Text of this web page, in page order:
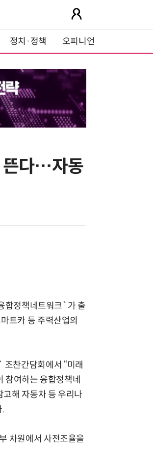
정치·정책 오피니언
뜬다…자동
합정책네트워크`가 출
트카 등 주력산업의
찬간담회에서 “미래
참여하는 융합정책네
고해 자동차 등 우리나
차원에서 사전조율을